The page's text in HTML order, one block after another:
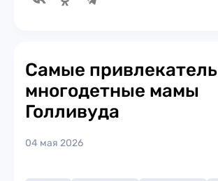
Самые
многодетные мамы
Голливуда
04 мая 2026